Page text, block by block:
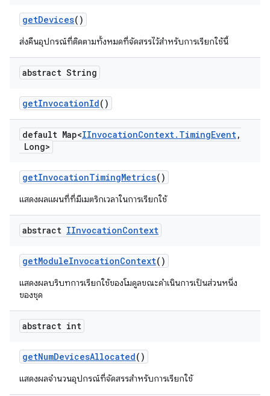
getDevices()
ส่งคืนอุปกรณ์ที่ติดตามทั้งหมดที่จัดสรรไว้สำหรับการเรียกใช้นี้
abstract String
getInvocationId()
default Map<IInvocationContext. TimingEvent,
Long>
getInvocationTimingMetrics()
แสดงผลแผนที่ที่มีเมตริกเวลาในการเรียกใช้
abstract IInvocationContext
getModuleInvocationContext()
แสดงผลบริบทการเรียกใช้ของโมดูลขณะดำเนินการเป็นส่วนหนึ่ง
ของชุด
abstract int
getNumDevicesAllocated()
แสดงผลจำนวนอุปกรณ์ที่จัดสรรสำหรับการเรียกใช้